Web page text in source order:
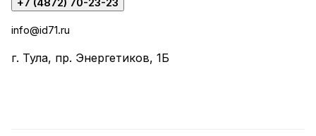
info@id71.ru
г. Тула, пр. Энергетиков, 1Б